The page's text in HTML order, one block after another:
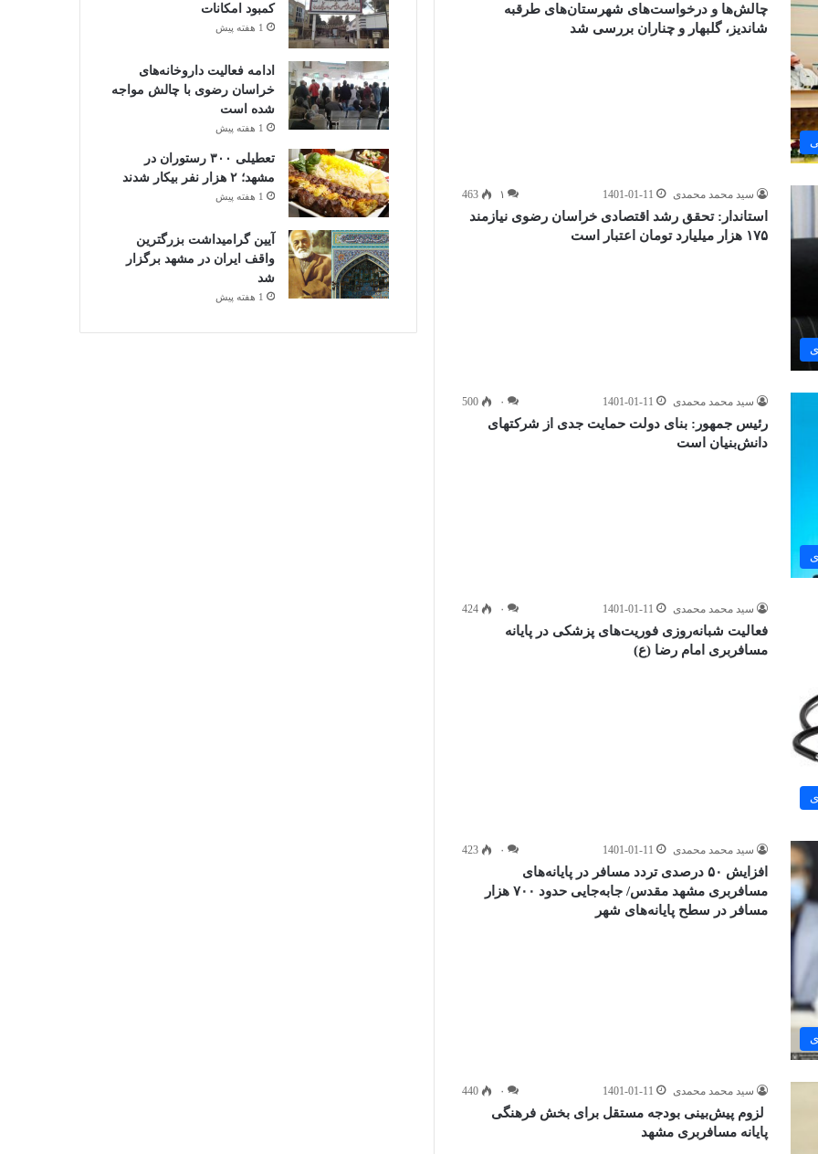
چالش‌ها و درخواست‌های‌ شهرستان‌های طرقبه
شاندیز، گلبهار و چناران بررسی شد
سید محمد محمدی 1401-01-11 ۱ 463
استاندار: تحقق رشد اقتصادی خراسان رضوی نیازمند
۱۷۵ هزار میلیارد تومان اعتبار است
سید محمد محمدی 1401-01-11 ۰ 500
رئیس جمهور: بنای دولت حمایت جدی از شرکتهای
دانش‌بنیان است
سید محمد محمدی 1401-01-11 ۰ 424
فعالیت شبانه‌روزی فوریت‌های پزشکی در پایانه
مسافربری امام رضا (ع)
سید محمد محمدی 1401-01-11 ۰ 423
افزایش ۵۰ درصدی تردد مسافر در پایانه‌های
مسافربری مشهد مقدس/ جا‌به‌جایی حدود ۷۰۰ هزار
مسافر در سطح پایانه‌های شهر
سید محمد محمدی 1401-01-11 ۰ 440
لزوم پیش‌بینی بودجه مستقل برای بخش فرهنگی
پایانه مسافربری مشهد
کمبود امکانات
1 هفته پیش
ادامه فعالیت داروخانه‌های
خراسان رضوی با چالش مواجه
شده است
1 هفته پیش
تعطیلی ۳۰۰ رستوران در
مشهد؛ ۲ هزار نفر بیکار شدند
1 هفته پیش
آیین گرامیداشت بزرگترین
واقف ایران در مشهد برگزار
شد
1 هفته پیش